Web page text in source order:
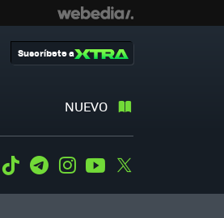
NUEVO
Suscríbete a
WhatsApp
Tiktok TelegramInstagramYoutube